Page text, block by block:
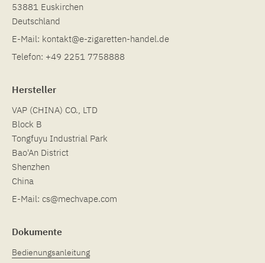
53881 Euskirchen
Deutschland
E-Mail: kontakt@e-zigaretten-handel.de
Telefon: +49 2251 7758888
Hersteller
VAP (CHINA) CO., LTD
Block B
Tongfuyu Industrial Park
Bao'An District
Shenzhen
China
E-Mail: cs@mechvape.com
Dokumente
Bedienungsanleitung